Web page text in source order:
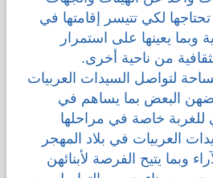
تحتاجها لكي تتيسر إقامتها في
وبما يعينها على استمرار
من ناحية أخرى.
لتواصل السيدات العربيات
البعض بما يساهم في
خاصة في مراحلها
العربيات في بلاد المهجر
وبما يتيح الفرصة لأبنائهن